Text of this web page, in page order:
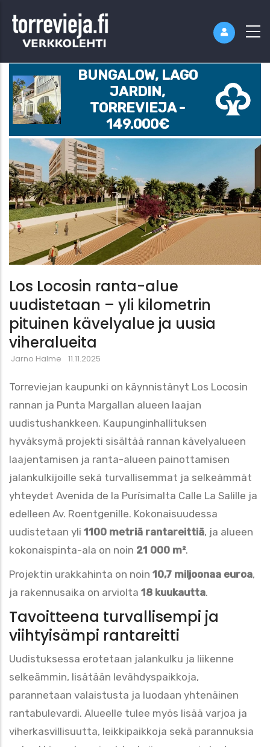
BUNGALOW, LAGO
JARDIN,
TORREVIEJA -
149.000€
Los Locosin ranta-alue
uudistetaan – yli kilometrin
pituinen kävelyalue ja uusia
viheralueita
Jarno Halme 11.11.2025
Torreviejan kaupunki on käynnistänyt Los Locosin
rannan ja Punta Margallan alueen laajan
uudistushankkeen. Kaupunginhallituksen
hyväksymä projekti sisältää rannan kävelyalueen
laajentamisen ja ranta-alueen painottamisen
jalankulkijoille sekä turvallisemmat ja selkeämmät
yhteydet Avenida de la Purísimalta Calle La Salille ja
edelleen Av. Roentgenille. Kokonaisuudessa
uudistetaan yli 1100 metriä rantareittiä, ja alueen
kokonaispinta-ala on noin 21 000 m².
Projektin urakkahinta on noin 10,7 miljoonaa euroa,
ja rakennusaika on arviolta 18 kuukautta.
Tavoitteena turvallisempi ja
viihtyisämpi rantareitti
Uudistuksessa erotetaan jalankulku ja liikenne
selkeämmin, lisätään levähdyspaikkoja,
parannetaan valaistusta ja luodaan yhtenäinen
rantabulevardi. Alueelle tulee myös lisää varjoa ja
viherkasvillisuutta, leikkipaikkoja sekä parannuksia